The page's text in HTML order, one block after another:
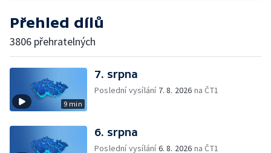
Přehled dílů
3806 přehratelných
9 min
7. srpna
Poslední vysílání 7. 8. 2026 na ČT1
6. srpna
Poslední vysílání6. 8. 2026 na ČT1